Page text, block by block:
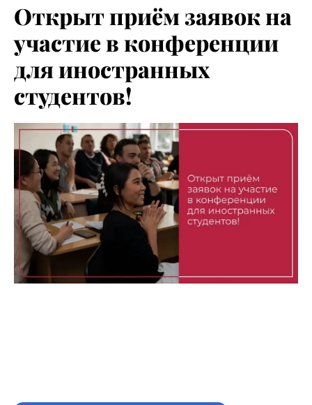
Открыт приём заявок на
участие в конференции
для иностранных
студентов!